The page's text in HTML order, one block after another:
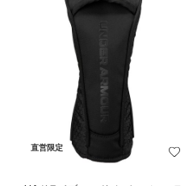
直営限定